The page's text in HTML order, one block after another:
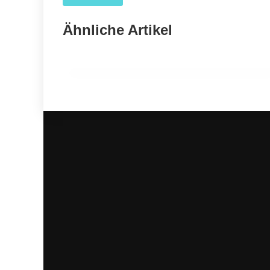
Ähnliche Artikel
Forscher nutzen KI, um das wahre Ausmaß der